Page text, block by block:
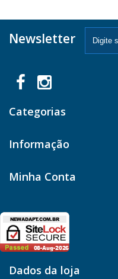
Newsletter
Categorias
Informação
Minha Conta
Dados da loja